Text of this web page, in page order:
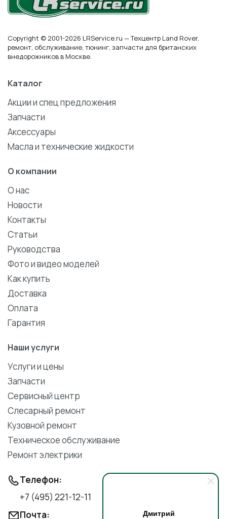
Дмитрий
Copyright © 2001-2026 LRService.ru — Техцентр Land Rover,
ремонт, обслуживание, тюнинг, запчасти для британских
внедорожников в Москве.
Каталог
Акции и спец предложения
Запчасти
Аксессуары
Масла и технические жидкости
О компании
О нас
Новости
Контакты
Статьи
Руководства
Фото и видео моделей
Как купить
Доставка
Оплата
Гарантия
Наши услуги
Услуги и цены
Запчасти
Сервисный центр
Слесарный ремонт
Кузовной ремонт
Техническое обслуживание
Ремонт электрики
Телефон:
+7 (495) 221-12-11
Почта: